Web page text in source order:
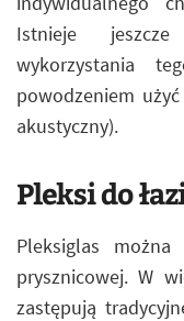
Istnieje
wykorzystania
powodzeniem
akustyczny).
Pleksi do
Pleksiglas
prysznicowej. W
zastępują